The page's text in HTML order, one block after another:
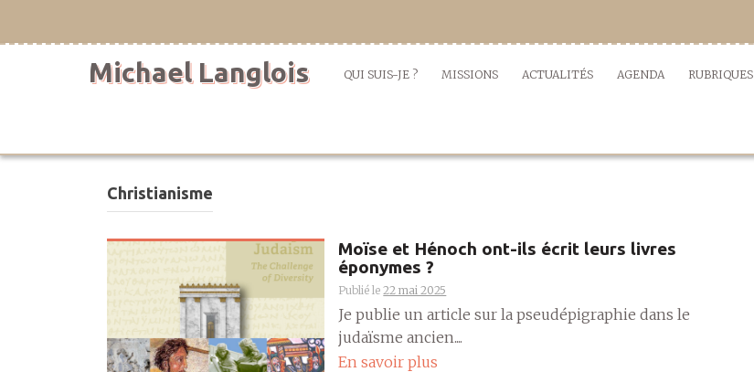
Michael Langlois QUI SUIS-JE ? MISSIONS ACTUALITÉS AGENDA RUBRIQUES
Christianisme
Moïse et Hénoch ont-ils écrit leurs livres
éponymes ?
Publié le22 mai 2025
Je publie un article sur la pseudépigraphie dans le
judaïsme ancien....
En savoir plus